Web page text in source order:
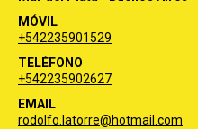
MÓVIL
+542235901529
TELÉFONO
+542235902627
EMAIL
rodolfo.latorre@hotmail.com